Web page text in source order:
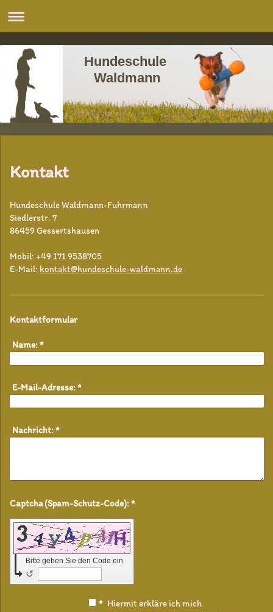
Hundeschule
Waldmann
Kontakt
Hundeschule Waldmann-Fuhrmann
Siedlerstr. 7
86459 Gessertshausen
Mobil: +49 171 9538705
E-Mail: kontakt@hundeschule-waldmann.de
Kontaktformular
Name:*
E-Mail-Adresse:*
Nachricht:*
Captcha (Spam-Schutz-Code): *
Bitte geben Sie den Code ein
↺
* Hiermit erkläre ich mich